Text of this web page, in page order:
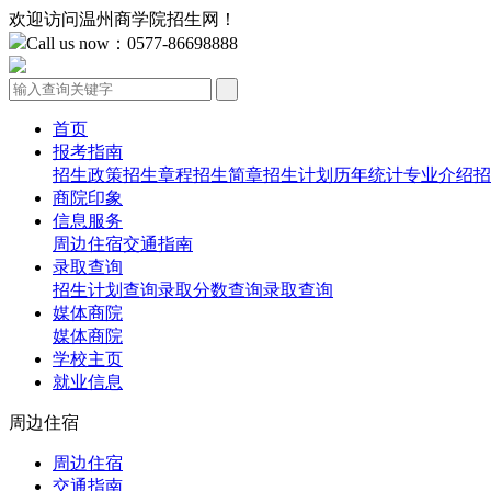
欢迎访问温州商学院招生网！
Call us now：0577-86698888
首页
报考指南
招生政策招生章程招生简章招生计划 历年统计专业介绍
商院印象
信息服务
周边住宿交通指南
录取查询
招生计划查询录取分数查询录取查询
媒体商院
媒体商院
学校主页
就业信息
周边住宿
周边住宿
交通指南